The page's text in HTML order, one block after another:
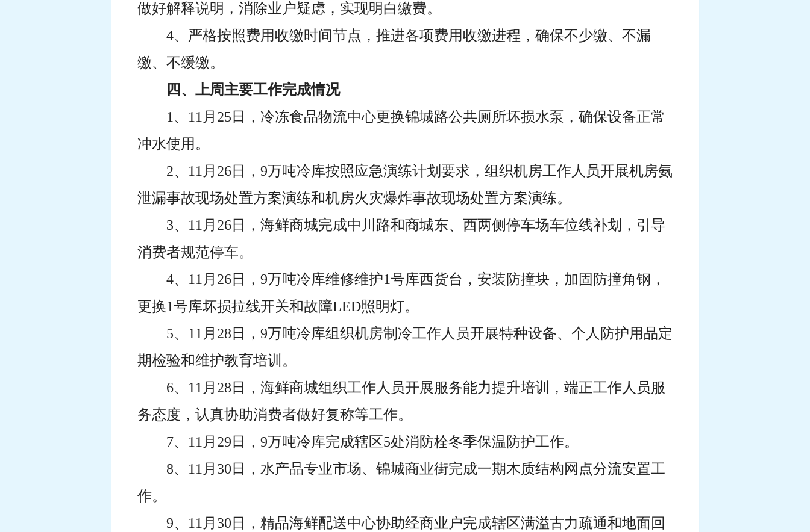
做好解释说明，消除业户疑虑，实现明白缴费。
4、严格按照费用收缴时间节点，推进各项费用收缴进程，确保不少缴、不漏
缴、不缓缴。
四、上周主要工作完成情况
1、11月25日，冷冻食品物流中心更换锦城路公共厕所坏损水泵，确保设备正常
冲水使用。
2、11月26日，9万吨冷库按照应急演练计划要求，组织机房工作人员开展机房氨
泄漏事故现场处置方案演练和机房火灾爆炸事故现场处置方案演练。
3、11月26日，海鲜商城完成中川路和商城东、西两侧停车场车位线补划，引导
消费者规范停车。
4、11月26日，9万吨冷库维修维护1号库西货台，安装防撞块，加固防撞角钢，
更换1号库坏损拉线开关和故障LED照明灯。
5、11月28日，9万吨冷库组织机房制冷工作人员开展特种设备、个人防护用品定
期检验和维护教育培训。
6、11月28日，海鲜商城组织工作人员开展服务能力提升培训，端正工作人员服
务态度，认真协助消费者做好复称等工作。
7、11月29日，9万吨冷库完成辖区5处消防栓冬季保温防护工作。
8、11月30日，水产品专业市场、锦城商业街完成一期木质结构网点分流安置工
作。
9、11月30日，精品海鲜配送中心协助经商业户完成辖区满溢古力疏通和地面回